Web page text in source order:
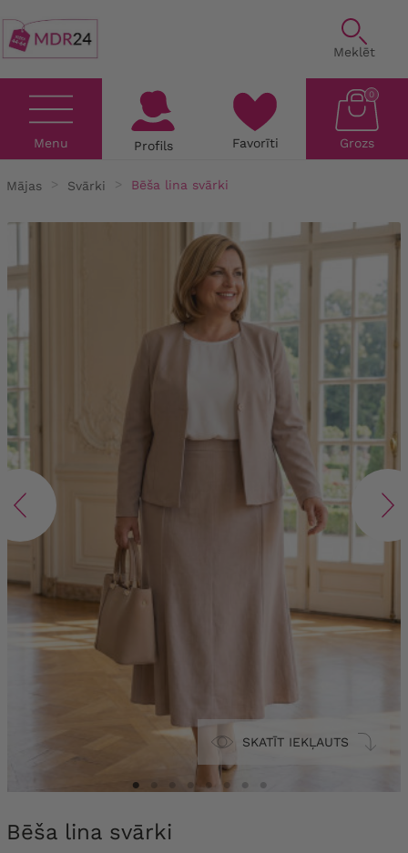
Meklēt
Menu Profils Favorīti Grozs
0
Mājas Svārki Bēša lina svārki
SKATĪT IEKĻAUTS
Bēša lina svārki